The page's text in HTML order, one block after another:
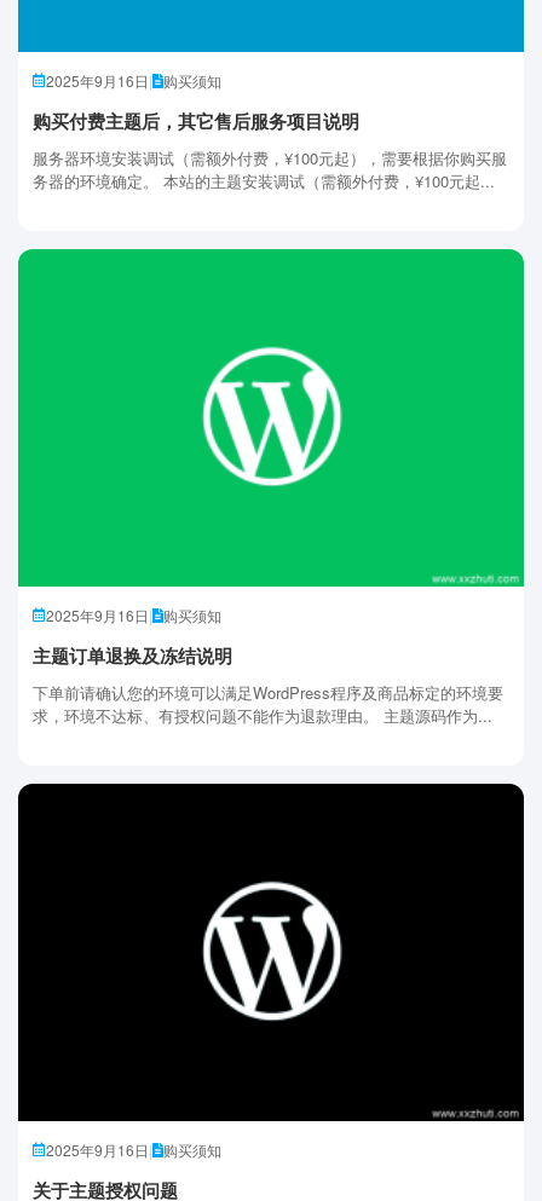
2025年9月16日| 购买须知
购买付费主题后，其它售后服务项目说明
服务器环境安装调试（需额外付费，¥100元起），需要根据你购买服
务器的环境确定。 本站的主题安装调试（需额外付费，¥100元起...
2025年9月16日| 购买须知
主题订单退换及冻结说明
下单前请确认您的环境可以满足WordPress程序及商品标定的环境要
求，环境不达标、有授权问题不能作为退款理由。 主题源码作为...
2025年9月16日| 购买须知
关于主题授权问题